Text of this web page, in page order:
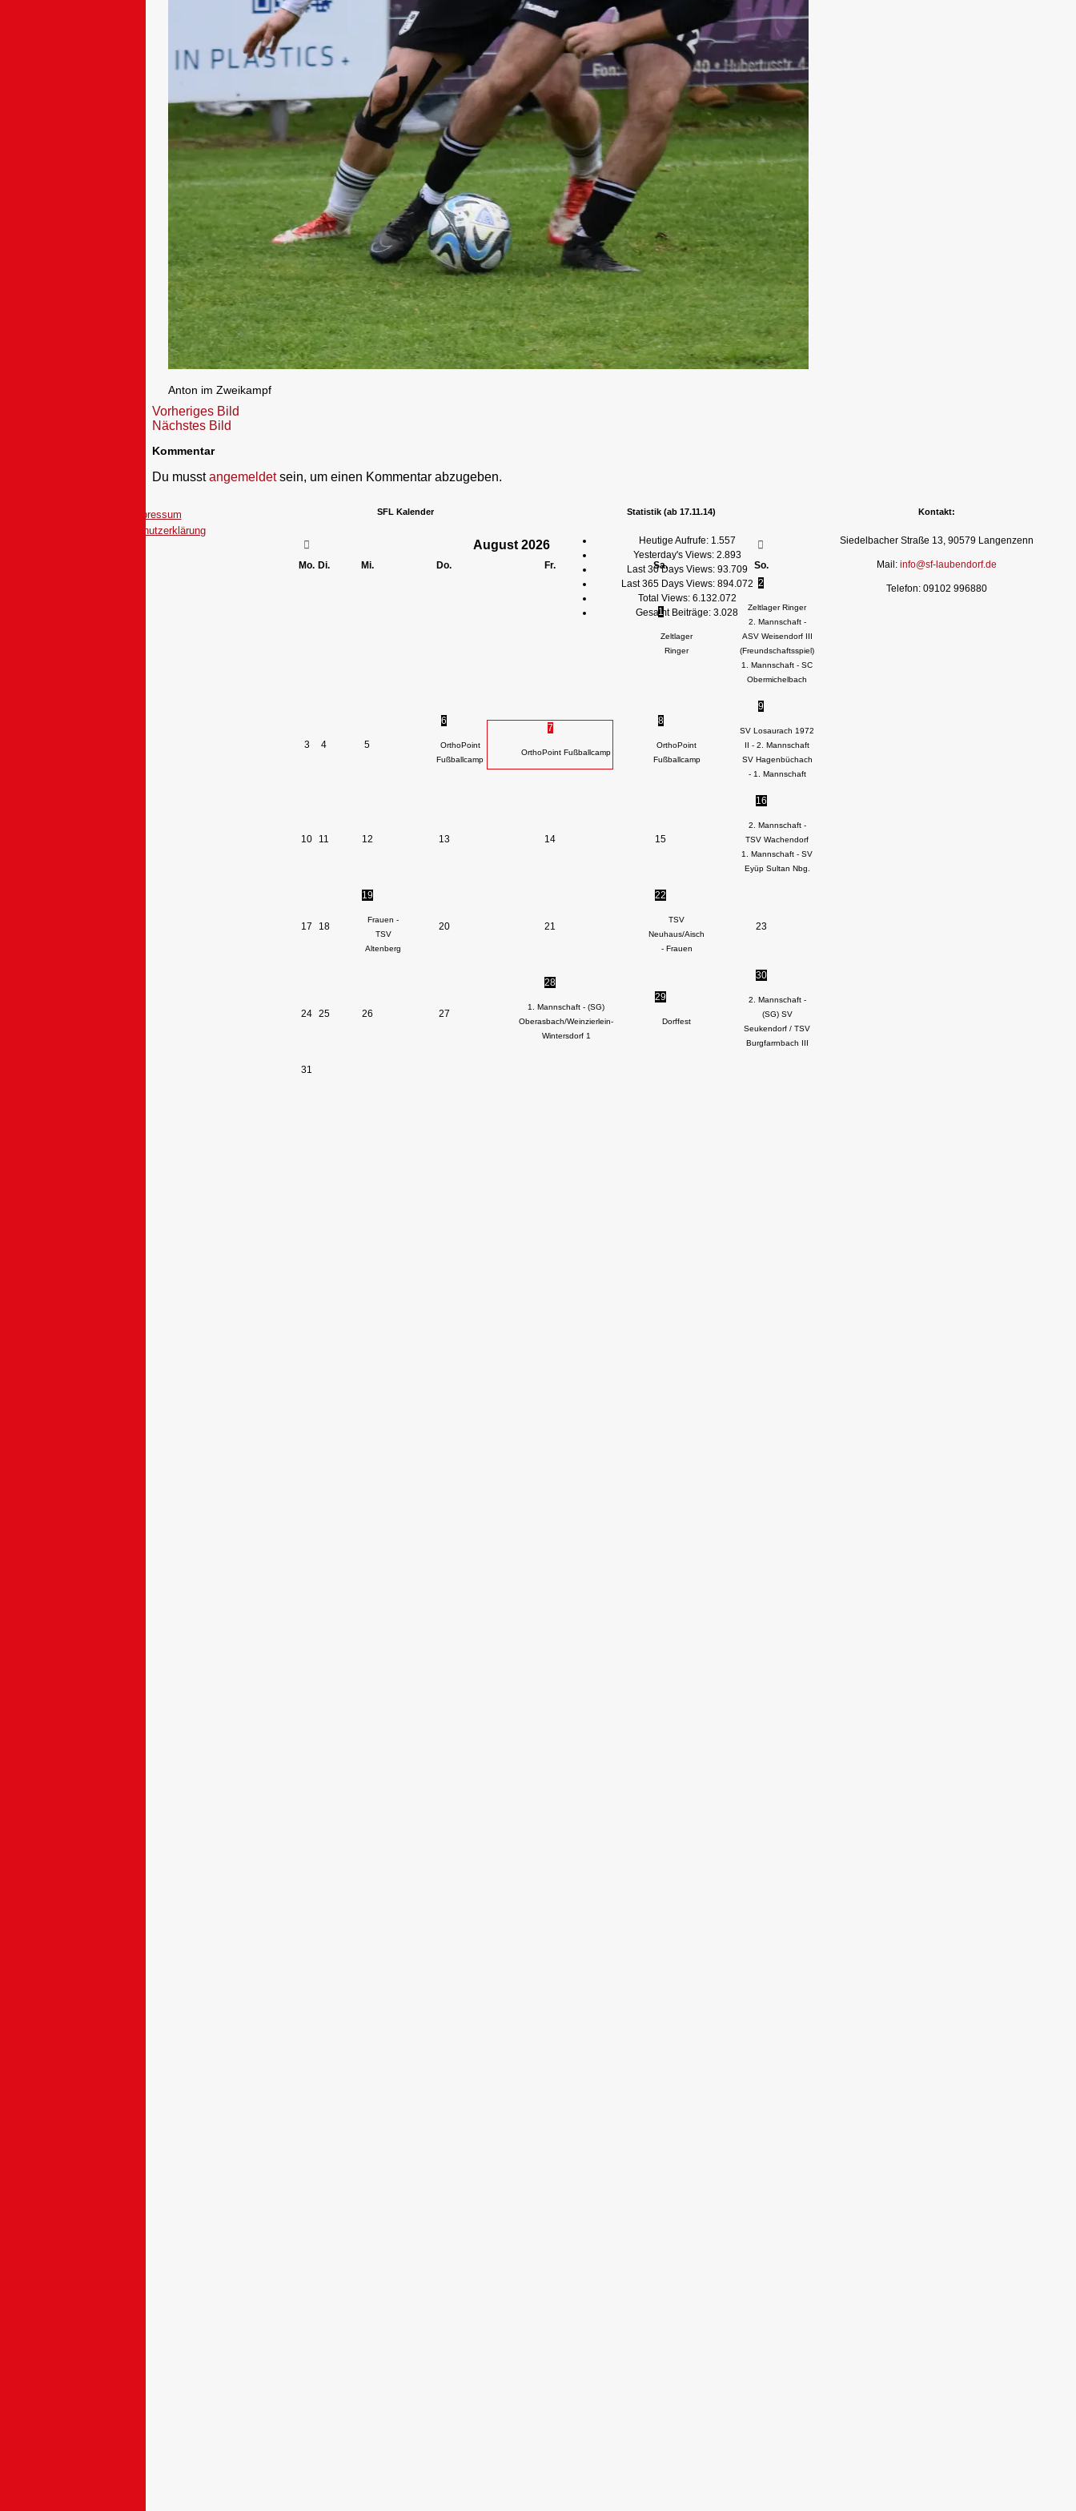
Anton im Zweikampf
Vorheriges Bild
Nächstes Bild
Kommentar
Du musstangemeldetsein, um einen Kommentar abzugeben.
Impressum
Datenschutzerklärung
SFL Kalender
August 2026
Mo. Di. Mi. Do. Fr. Sa. So.
1
Zeltlager
Ringer
2
Zeltlager Ringer
2. Mannschaft -
ASV Weisendorf III
(Freundschaftsspiel)
1. Mannschaft - SC
Obermichelbach
3 4 5
6
OrthoPoint
Fußballcamp
7
OrthoPoint Fußballcamp
8
OrthoPoint
Fußballcamp
9
SV Losaurach 1972
II - 2. Mannschaft
SV Hagenbüchach
- 1. Mannschaft
10 11 12 13 14 15
16
2. Mannschaft -
TSV Wachendorf
1. Mannschaft - SV
Eyüp Sultan Nbg.
17 18
19
Frauen -
TSV
Altenberg
20 21
22
TSV
Neuhaus/Aisch
- Frauen
23
24 25 26 27
28
1. Mannschaft - (SG)
Oberasbach/Weinzierlein-
Wintersdorf 1
29
Dorffest
30
2. Mannschaft -
(SG) SV
Seukendorf / TSV
Burgfarrnbach III
31
Statistik (ab 17.11.14)
Heutige Aufrufe: 1.557
Yesterday's Views: 2.893
Last 30 Days Views: 93.709
Last 365 Days Views: 894.072
Total Views: 6.132.072
Gesamt Beiträge: 3.028
Kontakt:
Siedelbacher Straße 13, 90579 Langenzenn
Mail: info@sf-laubendorf.de
Telefon: 09102 996880